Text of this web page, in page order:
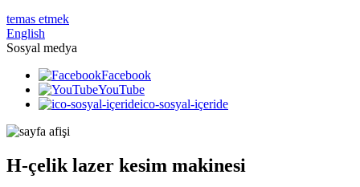
temas etmek
English
Sosyal medya
Facebook
YouTube
ico-sosyal-içeride
H-çelik lazer kesim makinesi